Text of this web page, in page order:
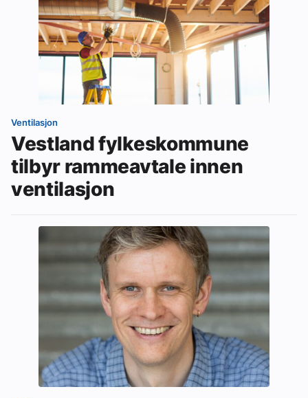
Ventilasjon
Vestland fylkeskommune
tilbyr rammeavtale innen
ventilasjon